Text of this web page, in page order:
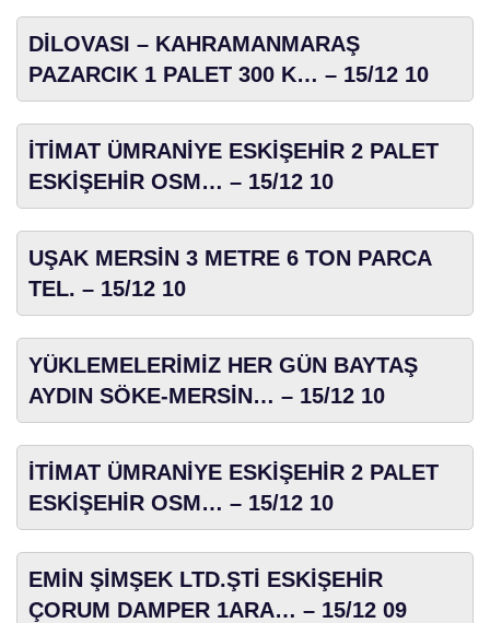
DİLOVASI – KAHRAMANMARAŞ
PAZARCIK 1 PALET 300 K… – 15/12 10
İTİMAT ÜMRANİYE ESKİŞEHİR 2 PALET
ESKİŞEHİR OSM… – 15/12 10
UŞAK MERSİN 3 METRE 6 TON PARCA
TEL. – 15/12 10
YÜKLEMELERİMİZ HER GÜN BAYTAŞ
AYDIN SÖKE-MERSİN… – 15/12 10
İTİMAT ÜMRANİYE ESKİŞEHİR 2 PALET
ESKİŞEHİR OSM… – 15/12 10
EMİN ŞİMŞEK LTD.ŞTİ ESKİŞEHİR
ÇORUM DAMPER 1ARA… – 15/12 09